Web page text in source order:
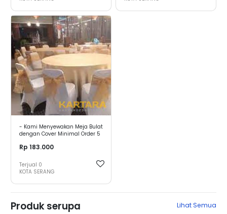
- Kami Menyewakan Meja Bulat
dengan Cover Minimal Order 5
Rp 183.000
Terjual 0
KOTA SERANG
Produk serupa Lihat Semua